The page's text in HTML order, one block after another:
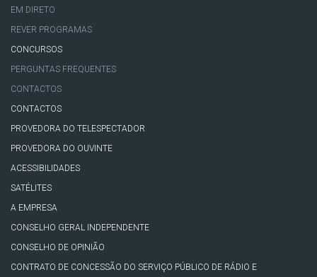
EM DIRETO
REVER PROGRAMAS
CONCURSOS
PERGUNTAS FREQUENTES
CONTACTOS
CONTACTOS
PROVEDORA DO TELESPECTADOR
PROVEDORA DO OUVINTE
ACESSIBILIDADES
SATÉLITES
A EMPRESA
CONSELHO GERAL INDEPENDENTE
CONSELHO DE OPINIÃO
CONTRATO DE CONCESSÃO DO SERVIÇO PÚBLICO DE RÁDIO E